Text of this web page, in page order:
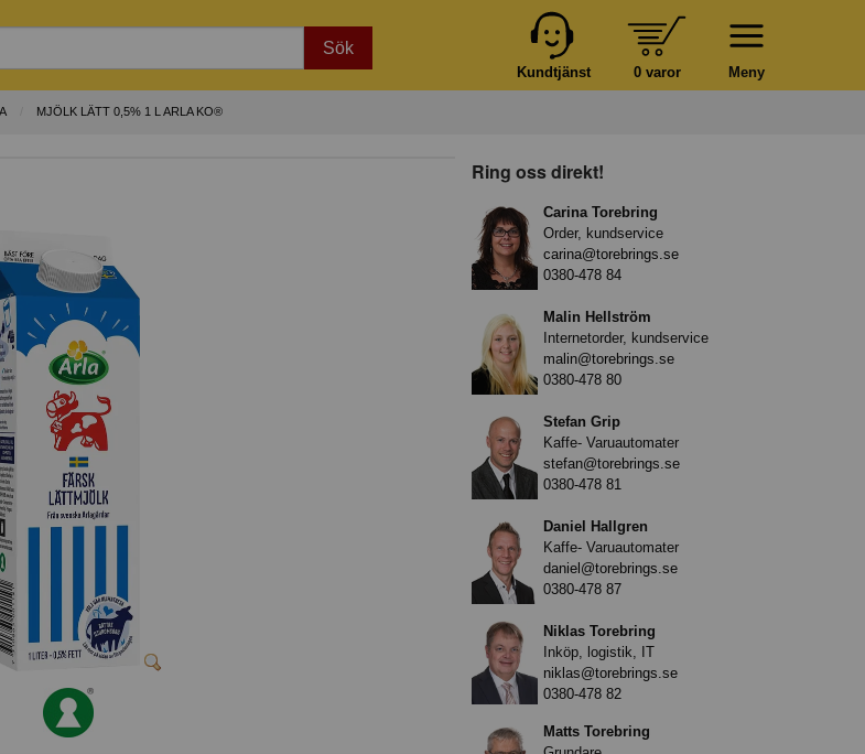
Sök
Meny
0 varor
Kundtjänst
MJÖLK LÄTT 0,5% 1 L ARLA KO®
Ring oss direkt!
Carina Torebring
Order, kundservice
carina@torebrings.se
0380-478 84
Malin Hellström
Internetorder, kundservice
malin@torebrings.se
0380-478 80
Stefan Grip
Kaffe- Varuautomater
stefan@torebrings.se
0380-478 81
Daniel Hallgren
Kaffe- Varuautomater
daniel@torebrings.se
0380-478 87
Niklas Torebring
Inköp, logistik, IT
niklas@torebrings.se
0380-478 82
Matts Torebring